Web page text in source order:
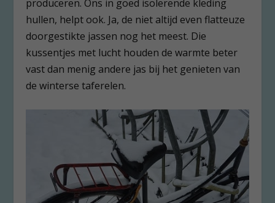
produceren. Ons in goed isolerende kleding
hullen, helpt ook. Ja, de niet altijd even flatteuze
doorgestikte jassen nog het meest. Die
kussentjes met lucht houden de warmte beter
vast dan menig andere jas bij het genieten van
de winterse taferelen.